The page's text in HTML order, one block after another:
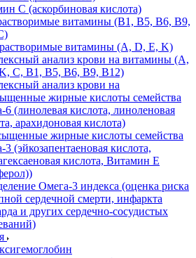
С (аскорбиновая кислота)
витамины (B1, B5, B6, В9,
витамины (A, D, E, K)
анализ крови на витамины (A,
C, B1, B5, B6, В9, B12)
анализ крови на
жирные кислоты семейства
6 (линолевая кислота, линоленовая
арахидоновая кислота)
жирные кислоты семейства
3 (эйкозапентаеновая кислота,
кислота, Витамин E
Омега-3 индекса (оценка риска
сердечной смерти, инфаркта
и других сердечно-сосудистых